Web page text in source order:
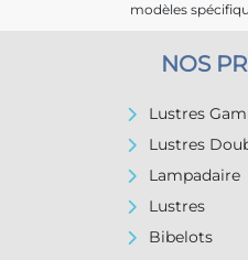
modèles
NOS
Lustres
Lustres
Lampadaire
Lustres
Bibelots